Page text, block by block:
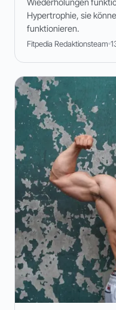
Hypertrophie, sie
funktionieren.
Fitpedia Redaktionsteam